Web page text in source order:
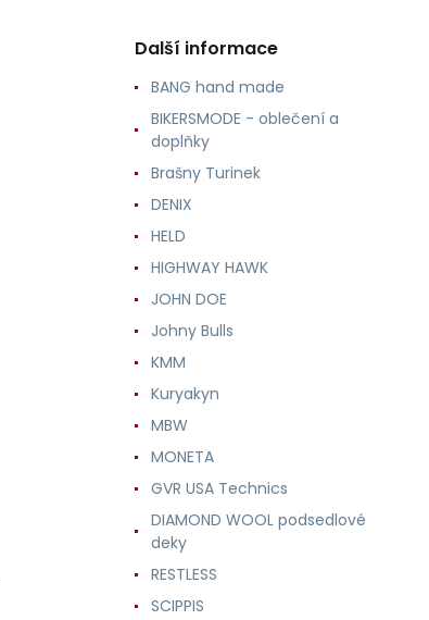
Další informace
BANG hand made
BIKERSMODE - oblečení a
doplňky
Brašny Turinek
DENIX
HELD
HIGHWAY HAWK
JOHN DOE
Johny Bulls
KMM
Kuryakyn
MBW
MONETA
GVR USA Technics
DIAMOND WOOL podsedlové
deky
RESTLESS
SCIPPIS